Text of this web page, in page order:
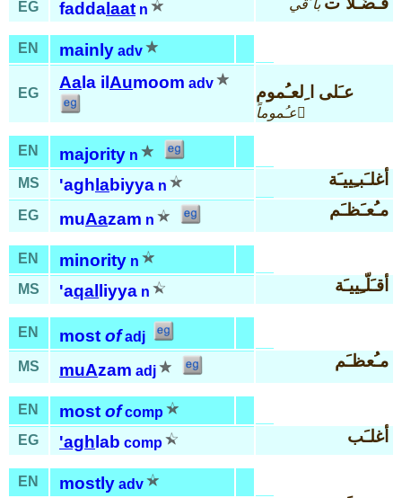
EG fadda laat n با َقي
EN mainly adv
EG
Aa la il Aumoom adv عـَلى ا ِلعـُموم
عـُموماً َ
EN majority n
MS
'agh labiyya n أغلـَبـِييـَة
EG muAazam n
مـُعـَظـَم
EN minority n
MS
'aqal liyya n أقـَلّـِييـَة
EN most of adj
MS
muAzam adj
مـُعظـَم
EN most of comp
EG
'agh lab comp أغلـَب
EN mostly adv